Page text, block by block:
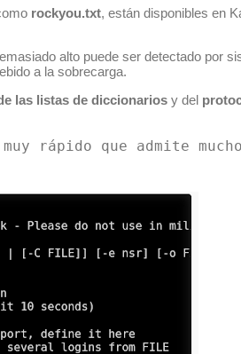
rockyou.txt, están disponibles en
alto puede ser detectado por
a la sobrecarga.
las listas de diccionarios y del
rápido que admite